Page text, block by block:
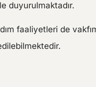
duyurulmaktadır.
faaliyetleri de